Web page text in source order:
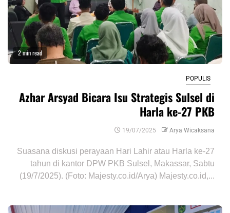
2 min read
POPULIS
Azhar Arsyad Bicara Isu Strategis Sulsel di
Harla ke-27 PKB
19/07/2025 Arya Wicaksana
Suasana diskusi perayaan Hari Lahir atau Harla ke-27
tahun di kantor DPW PKB Sulsel, Makassar, Sabtu
(19/7/2025). (Foto: Majesty.co.id/Arya) Majesty.co.id,...